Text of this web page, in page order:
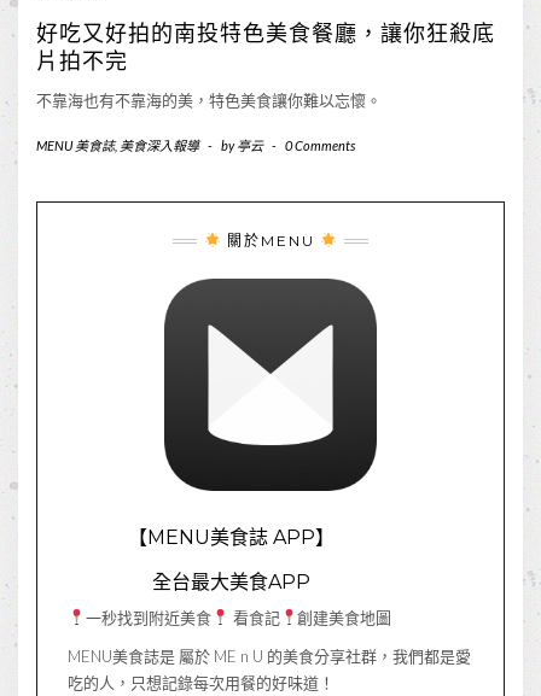
好吃又好拍的南投特色美食餐廳，讓你狂殺底
片拍不完
不靠海也有不靠海的美，特色美食讓你難以忘懷。
MENU 美食誌, 美食深入報導 - by亭云 - 0 Comments
關於MENU
【MENU美食誌 APP】
全台最大美食APP
一秒找到附近美食 看食記
創建美食地圖
MENU美食誌是 屬於 ME n U 的美食分享社群，我們都是愛
吃的人，只想記錄每次用餐的好味道！